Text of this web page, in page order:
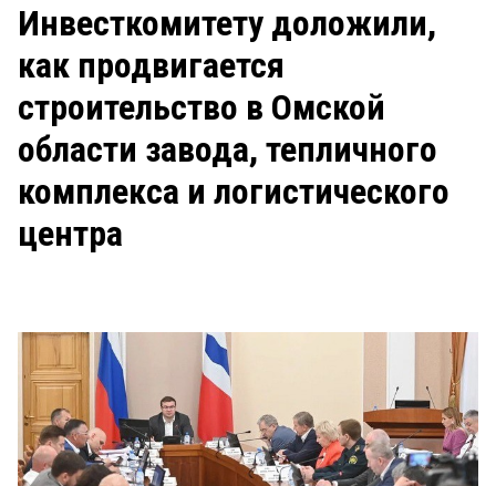
ЗАКОН
НОВОСТИ КОМПАНИЙ
ПРОИСШЕСТВИЯ
СТИЛЬ ЖИЗНИ
Рейтинги
Архив
Инвесткомитету доложили,
как продвигается
строительство в Омской
области завода, тепличного
комплекса и логистического
центра